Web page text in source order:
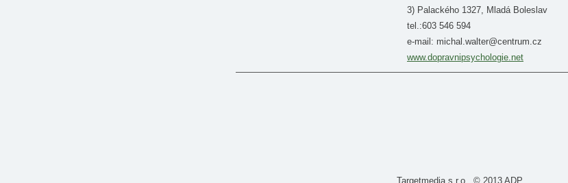
3) Palackého 1327, Mladá Boleslav
tel.:603 546 594
e-mail: michal.walter@centrum.cz
www.dopravnipsychologie.net
Targetmedia s.r.o. . © 2013 ADP.